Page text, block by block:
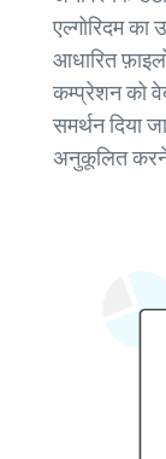
एल्गोरिदम
आधारित
कम्प्रेशन को
समर्थन दिया
अनुकूलित करने